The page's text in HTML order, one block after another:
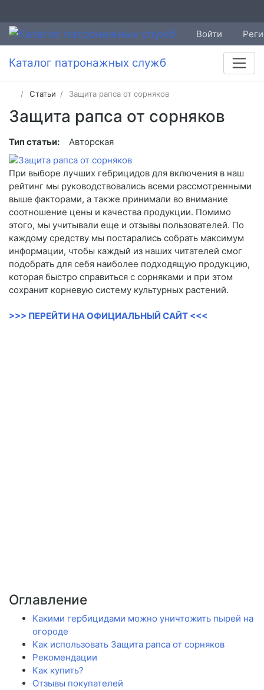
Войти
Каталог патронажных служб
Статьи Защита рапса от сорняков
Защита рапса от сорняков
Тип статьи: Авторская
При выборе лучших гебрицидов для включения в наш
рейтинг мы руководствовались всеми рассмотренными
выше факторами, а также принимали во внимание
соотношение цены и качества продукции. Помимо
этого, мы учитывали еще и отзывы пользователей. По
каждому средству мы постарались собрать максимум
информации, чтобы каждый из наших читателей смог
подобрать для себя наиболее подходящую продукцию,
которая быстро справиться с сорняками и при этом
сохранит корневую систему культурных растений.
>>> ПЕРЕЙТИ НА ОФИЦИАЛЬНЫЙ САЙТ <<<
Оглавление
Какими гербицидами можно уничтожить пырей на
огороде
Как использовать Защита рапса от сорняков
Рекомендации
Как купить?
Отзывы покупателей